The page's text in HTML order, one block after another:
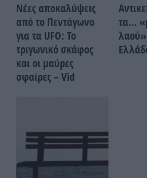
Νέες αποκαλύψεις
από το Πεντάγωνο
για τα UFO: Το
τριγωνικό σκάφος
και οι μαύρες
σφαίρες – Vid
τα…